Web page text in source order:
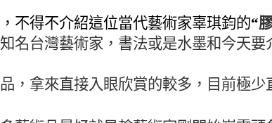
不得不介紹這位當代藝術家辜琪鈞的“
名台灣藝術家，書法或是水墨和今天
，拿來直接入眼欣賞的較多，目前極少